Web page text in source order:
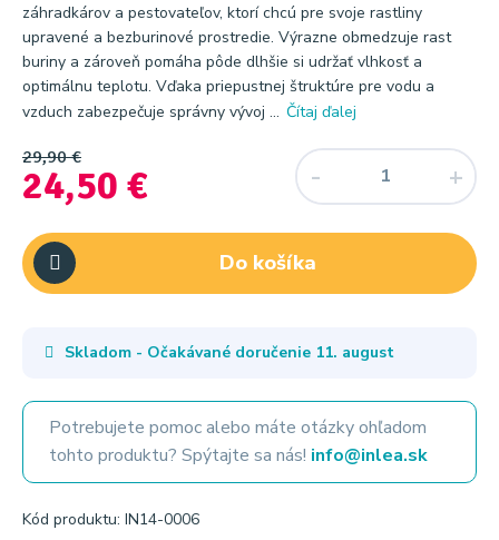
záhradkárov a pestovateľov, ktorí chcú pre svoje rastliny
upravené a bezburinové prostredie. Výrazne obmedzuje rast
buriny a zároveň pomáha pôde dlhšie si udržať vlhkosť a
optimálnu teplotu. Vďaka priepustnej štruktúre pre vodu a
vzduch zabezpečuje správny vývoj ... Čítaj ďalej
29,90 €
24,50 €
Do košíka
Skladom - Očakávané doručenie 11. august
Potrebujete pomoc alebo máte otázky ohľadom
tohto produktu? Spýtajte sa nás! info@inlea.sk
Kód produktu: IN14-0006